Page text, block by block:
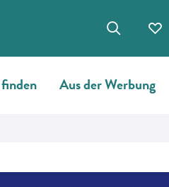
Aus der Werbung